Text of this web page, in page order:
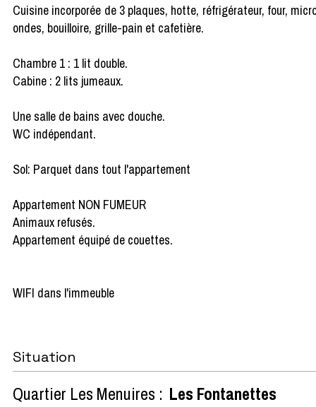
Cuisine incorporée de 3 plaques, hotte, réfrigérateur, four,
ondes, bouilloire, grille-pain et cafetière.
Chambre 1 : 1 lit double.
Cabine : 2 lits jumeaux.
Une salle de bains avec douche.
WC indépendant.
Sol: Parquet dans tout l'appartement
Appartement NON FUMEUR
Animaux refusés.
Appartement équipé de couettes.
WIFI dans l'immeuble
Situation
Quartier Les Menuires : Les Fontanettes